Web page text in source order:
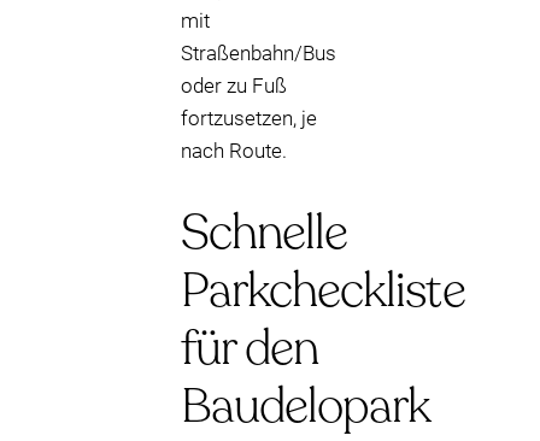
mit
Straßenbahn/Bus
oder zu Fuß
fortzusetzen, je
nach Route.
Schnelle
Parkcheckliste
für den
Baudelopark